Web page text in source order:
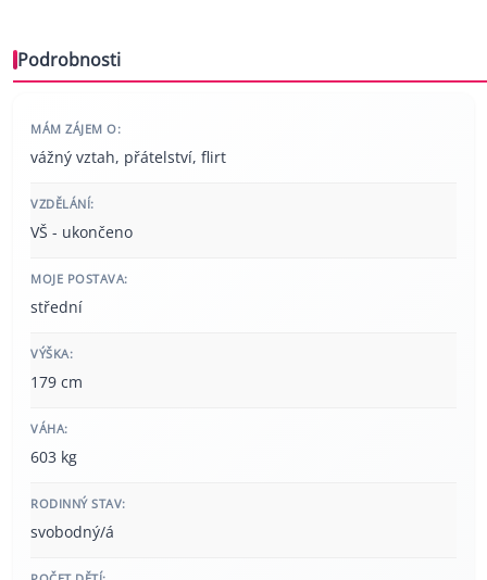
Podrobnosti
MÁM ZÁJEM O:
vážný vztah, přátelství, flirt
VZDĚLÁNÍ:
VŠ - ukončeno
MOJE POSTAVA:
střední
VÝŠKA:
179 cm
VÁHA:
603 kg
RODINNÝ STAV:
svobodný/á